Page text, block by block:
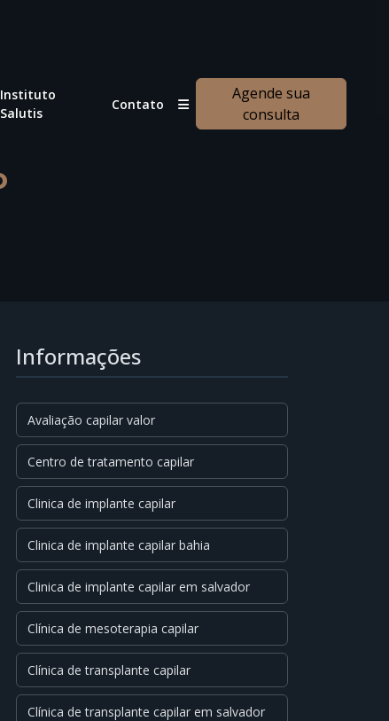
Instituto
Salutis
Contato
Agende sua
consulta
Informações
Avaliação capilar valor
Centro de tratamento capilar
Clinica de implante capilar
Clinica de implante capilar bahia
Clinica de implante capilar em salvador
Clínica de mesoterapia capilar
Clínica de transplante capilar
Clínica de transplante capilar em salvador